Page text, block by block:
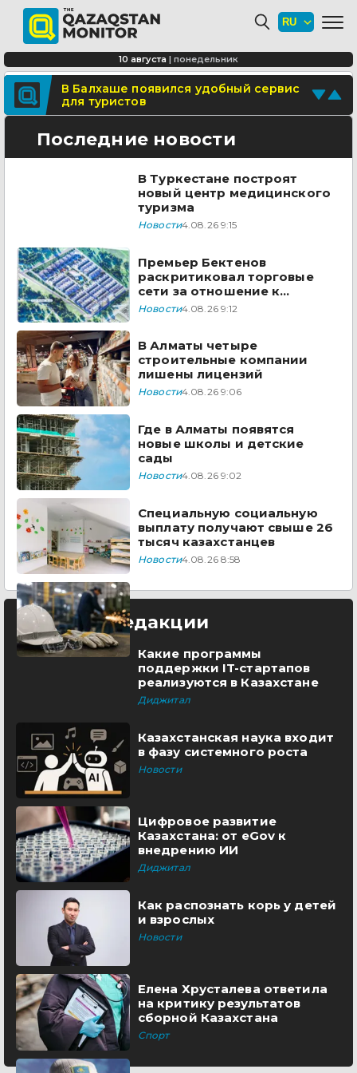
Поделитесь новостью
Отправьте свои новости и события
10 августа | понедельник
Где в Алматы появятся новые школы
и детские сады
В Туркестане построят новый центр
медицинского туризма
В Балхаше появился удобный сервис
для туристов
Последние новости
В Туркестане построят
новый центр медицинского
туризма
Новости4.08.26 9:15
Премьер Бектенов
раскритиковал торговые
сети за отношение к
казахстанским товарам
Новости4.08.26 9:12
В Алматы четыре
строительные компании
лишены лицензий
Новости4.08.26 9:06
Где в Алматы появятся
новые школы и детские
сады
Новости4.08.26 9:02
Специальную социальную
выплату получают свыше 26
тысяч казахстанцев
Новости4.08.26 8:58
Выбор редакции
Какие программы
поддержки IT-стартапов
реализуются в Казахстане
Диджитал
Казахстанская наука входит
в фазу системного роста
Новости
Цифровое развитие
Казахстана: от eGov к
внедрению ИИ
Диджитал
Как распознать корь у детей
и взрослых
Новости
Елена Хрусталева ответила
на критику результатов
сборной Казахстана
Спорт